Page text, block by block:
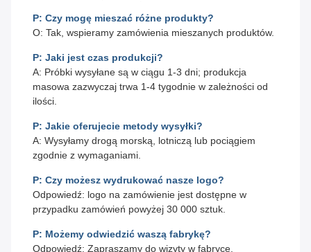
P: Czy mogę mieszać różne produkty?
O: Tak, wspieramy zamówienia mieszanych produktów.
P: Jaki jest czas produkcji?
A: Próbki wysyłane są w ciągu 1-3 dni; produkcja
masowa zazwyczaj trwa 1-4 tygodnie w zależności od
ilości.
P: Jakie oferujecie metody wysyłki?
A: Wysyłamy drogą morską, lotniczą lub pociągiem
zgodnie z wymaganiami.
P: Czy możesz wydrukować nasze logo?
Odpowiedź: logo na zamówienie jest dostępne w
przypadku zamówień powyżej 30 000 sztuk.
P: Możemy odwiedzić waszą fabrykę?
Odpowiedź: Zapraszamy do wizyty w fabryce.